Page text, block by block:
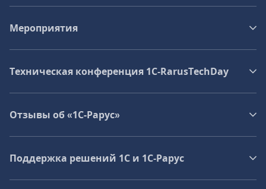
Мероприятия
Техническая конференция 1C‑RarusTechDay
Отзывы об «1С-Рарус»
Поддержка решений 1С и 1С‑Рарус